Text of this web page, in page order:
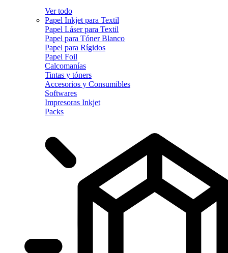
Ver todo
Papel Inkjet para Textil
Papel Láser para Textil
Papel para Tóner Blanco
Papel para Rígidos
Papel Foil
Calcomanías
Tintas y tóners
Accesorios y Consumibles
Softwares
Impresoras Inkjet
Packs